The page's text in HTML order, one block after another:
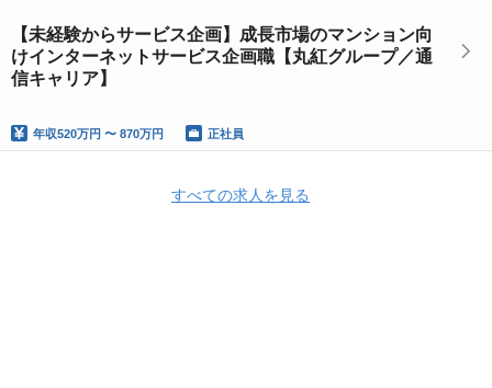
【未経験からサービス企画】成長市場のマンション向
けインターネットサービス企画職【丸紅グループ／通
信キャリア】
年収520万円 〜 870万円 正社員
すべての求人を見る